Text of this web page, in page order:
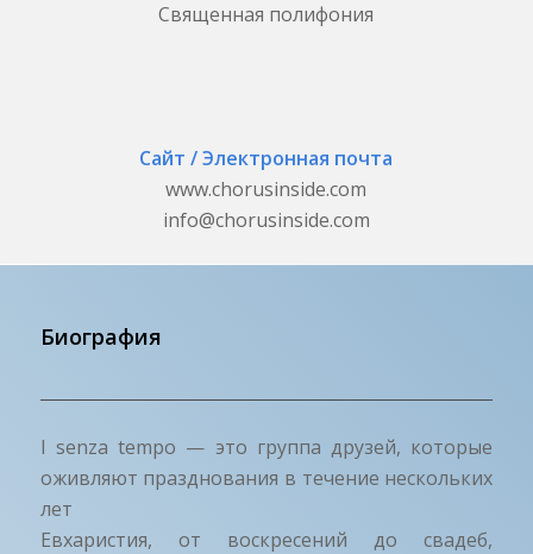
Священная полифония
Сайт / Электронная почта
www.chorusinside.com
info@chorusinside.com
Биография
I senza tempo — это группа друзей, которые
оживляют празднования в течение нескольких
лет
Евхаристия, от воскресений до свадеб,